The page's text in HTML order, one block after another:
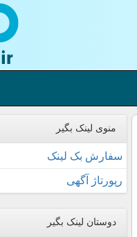
منوی لینک بگیر
سفارش بک لینک
رپورتاژ آگهی
دوستان لینک بگیر